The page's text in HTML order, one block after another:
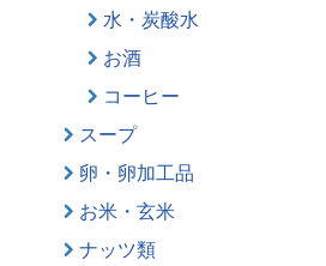
水・炭酸水
お酒
コーヒー
スープ
卵・卵加工品
お米・玄米
ナッツ類